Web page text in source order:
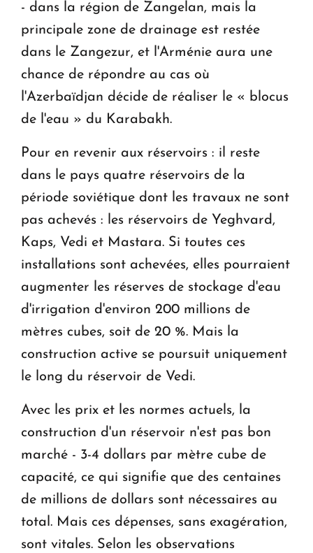
- dans la région de Zangelan, mais la
principale zone de drainage est restée
dans le Zangezur, et l'Arménie aura une
chance de répondre au cas où
l'Azerbaïdjan décide de réaliser le « blocus
de l'eau » du Karabakh.
Pour en revenir aux réservoirs : il reste
dans le pays quatre réservoirs de la
période soviétique dont les travaux ne sont
pas achevés : les réservoirs de Yeghvard,
Kaps, Vedi et Mastara. Si toutes ces
installations sont achevées, elles pourraient
augmenter les réserves de stockage d'eau
d'irrigation d'environ 200 millions de
mètres cubes, soit de 20 %. Mais la
construction active se poursuit uniquement
le long du réservoir de Vedi.
Avec les prix et les normes actuels, la
construction d'un réservoir n'est pas bon
marché - 3-4 dollars par mètre cube de
capacité, ce qui signifie que des centaines
de millions de dollars sont nécessaires au
total. Mais ces dépenses, sans exagération,
sont vitales. Selon les observations